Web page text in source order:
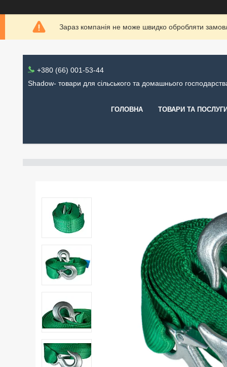
Зараз компанія не може швидко обробляти
+380 (66) 001-53-44
Shadow- товари для сільського та домашнього
ГОЛОВНА ТОВАРИ ТА